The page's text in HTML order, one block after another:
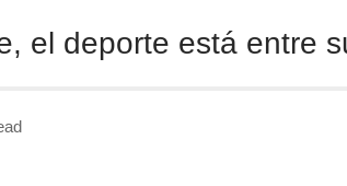
el deporte está entre